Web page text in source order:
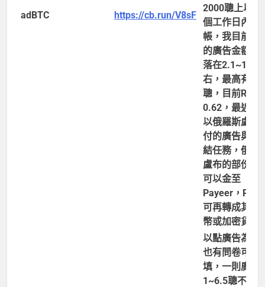
adBTC https://cb.run/V8sF
2000聰上以，
個工作日內入
帳，我目前刷
的廣告金額大
落在2.1~10聰
右，最高有到
聰，目前
0.62，最近多
以俄羅斯盧布
付的廣告與短
結任務，俄羅
盧布的部份1
可以金至
Payeer，
可再轉成其他
幣或加密貨幣
以點廣告為主
也有問卷可以
填，一則廣告
1~6.5聰不等